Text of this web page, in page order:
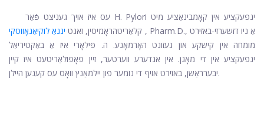
עס איז אויך געניצט פֿאַר H. Pylori ינפעקציע אין קאָמבינאַציע מיט
קלאַריטהראָמיסין, זאגט יננאַ לוקיאַנאָווסקי
, Pharm.D., אַ ניו דזשערזי-באזירט
מומחה אין קישקע און געזונט האָרמאָנע. ה. פּילאָרי איז אַ באַקטיריאַל
ינפעקציע אין די מאָגן. אין אנדערע ווערטער, זיין פּאָפּולאַריטעט איז קיין
יבערראַשן, באזירט אויף די נומער פון יילמאַנץ וואָס עס קענען היילן.